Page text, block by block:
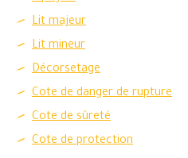
Lit majeur
Lit mineur
Décorsetage
Cote de danger de rupture
Cote de sûreté
Cote de protection